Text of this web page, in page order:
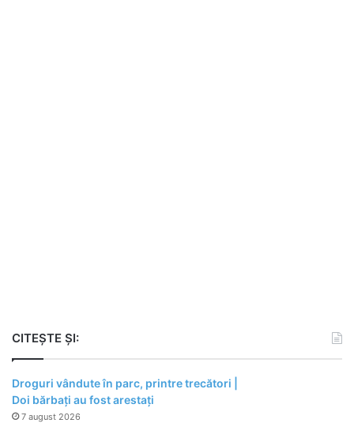
CITEȘTE ȘI:
Droguri vândute în parc, printre trecători |
Doi bărbați au fost arestați
7 august 2026